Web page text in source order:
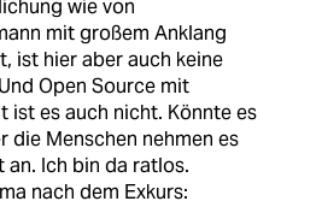
wie von
mit großem Anklang
ist hier aber auch keine
Open Source mit
ist es auch nicht. Könnte es
die Menschen nehmen es
an. Ich bin da ratlos.
nach dem Exkurs: